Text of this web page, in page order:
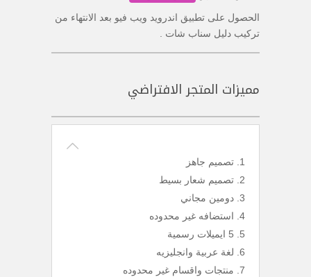
الحصول على تطبيق اندرويد ويب فيو بعد الانتهاء من
تركيب دليل سناب شات .
مميزات المتجر الافتراضي
تصميم جاهز
تصميم شعار بسيط
دومين مجاني
استضافه غير محدوده
5 ايميلات رسمية
لغة عربية وانجليزيه
منتجات واقسام غير محدوده